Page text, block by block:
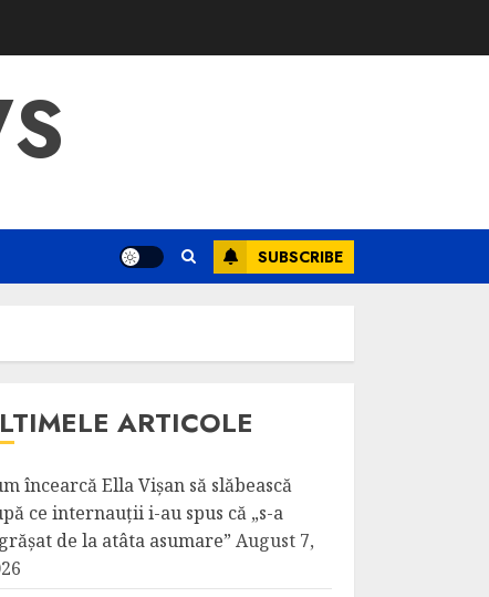
SUBSCRIBE
ARTICOLE
încearcă Ella Vișan să slăbească
ce internauții i-au spus că „s-a
de la atâta asumare” August 7,